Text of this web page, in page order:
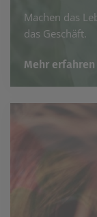
Machen das
das Geschäft.
Mehr erfahren